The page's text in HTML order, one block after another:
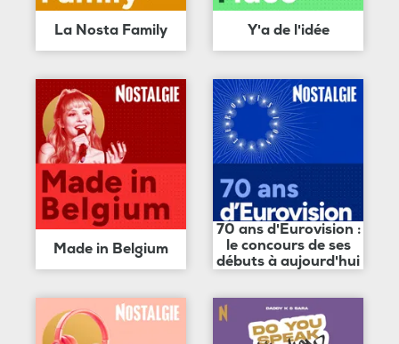
La Nosta Family Y'a de l'idée
Made in Belgium
70 ans d'Eurovision :
le concours de ses
débuts à aujourd'hui